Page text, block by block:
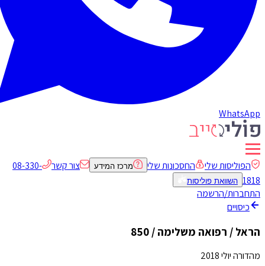
WhatsApp
הפוליסות שלי החסכונות שלי מרכז המידע צור קשר
08-330-
1818
השוואת פוליסות
התחברות/הרשמה
כיסויים
הראל / רפואה משלימה / 850
מהדורה יולי 2018